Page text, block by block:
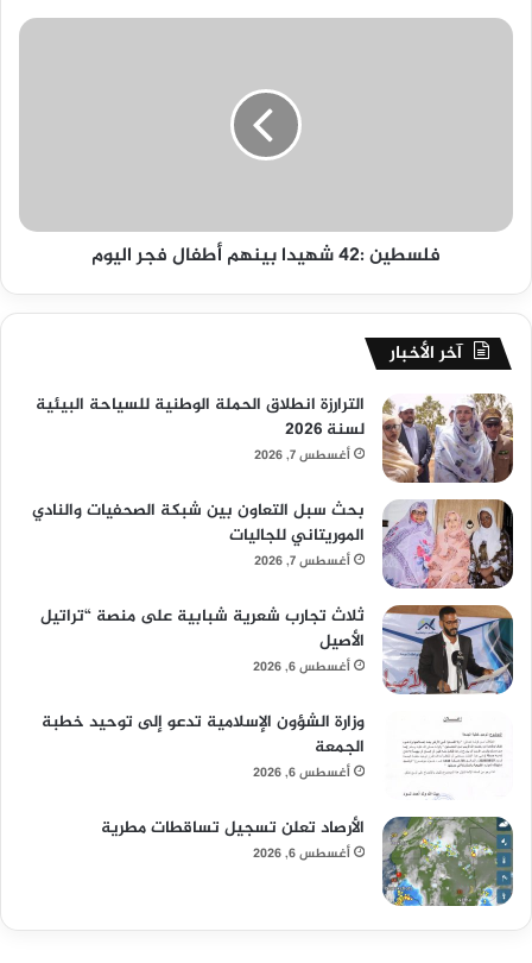
فلسطين :42 شهيدا بينهم أطفال فجر اليوم
آخر الأخبار
الترارزة انطلاق الحملة الوطنية للسياحة البيئية
لسنة 2026
أغسطس 7, 2026
بحث سبل التعاون بين شبكة الصحفيات والنادي
الموريتاني للجاليات
أغسطس 7, 2026
ثلاث تجارب شعرية شبابية على منصة “تراتيل
الأصيل
أغسطس 6, 2026
وزارة الشؤون الإسلامية تدعو إلى توحيد خطبة
الجمعة
أغسطس 6, 2026
الأرصاد تعلن تسجيل تساقطات مطرية
أغسطس 6, 2026